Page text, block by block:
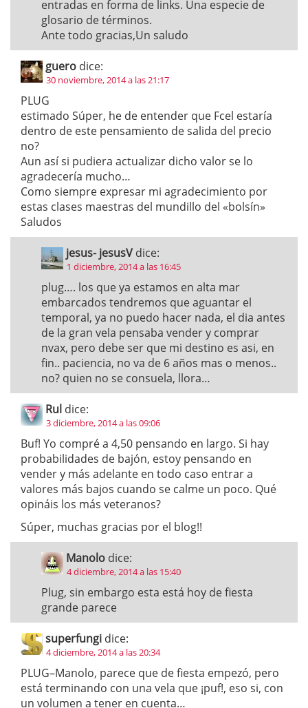
entradas en forma de links. Una especie de
glosario de términos.
Ante todo gracias,Un saludo
guero dice:
30 noviembre, 2014 a las 21:17
PLUG
estimado Súper, he de entender que Fcel estaría
dentro de este pensamiento de salida del precio
no?
Aun así si pudiera actualizar dicho valor se lo
agradecería mucho…
Como siempre expresar mi agradecimiento por
estas clases maestras del mundillo del «bolsín»
Saludos
jesus- jesusV dice:
1 diciembre, 2014 a las 16:45
plug…. los que ya estamos en alta mar
embarcados tendremos que aguantar el
temporal, ya no puedo hacer nada, el dia antes
de la gran vela pensaba vender y comprar
nvax, pero debe ser que mi destino es asi, en
fin.. paciencia, no va de 6 años mas o menos..
no? quien no se consuela, llora…
Rul dice:
3 diciembre, 2014 a las 09:06
Buf! Yo compré a 4,50 pensando en largo. Si hay
probabilidades de bajón, estoy pensando en
vender y más adelante en todo caso entrar a
valores más bajos cuando se calme un poco. Qué
opináis los más veteranos?
Súper, muchas gracias por el blog!!
Manolo dice:
4 diciembre, 2014 a las 15:40
Plug, sin embargo esta está hoy de fiesta
grande parece
superfungi dice:
4 diciembre, 2014 a las 20:34
PLUG–Manolo, parece que de fiesta empezó, pero
está terminando con una vela que ¡puf!, eso si, con
un volumen a tener en cuenta…